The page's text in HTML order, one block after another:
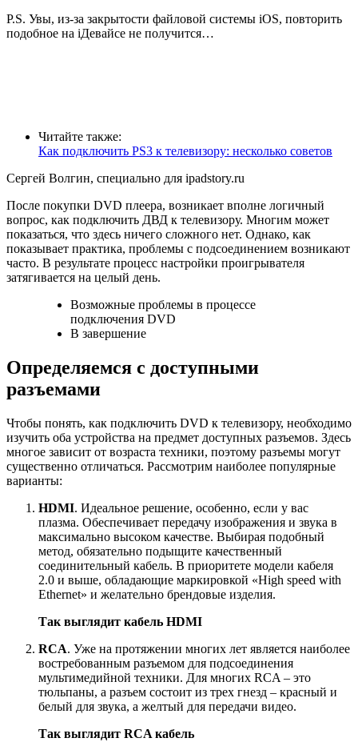
P.S. Увы, из-за закрытости файловой системы iOS, повторить
подобное на iДевайсе не получится…
Читайте также:
Как подключить PS3 к телевизору: несколько советов
Сергей Волгин, специально для ipadstory.ru
После покупки DVD плеера, возникает вполне логичный
вопрос, как подключить ДВД к телевизору. Многим может
показаться, что здесь ничего сложного нет. Однако, как
показывает практика, проблемы с подсоединением возникают
часто. В результате процесс настройки проигрывателя
затягивается на целый день.
Возможные проблемы в процессе
подключения DVD
В завершение
Определяемся с доступными
разъемами
Чтобы понять, как подключить DVD к телевизору, необходимо
изучить оба устройства на предмет доступных разъемов. Здесь
многое зависит от возраста техники, поэтому разъемы могут
существенно отличаться. Рассмотрим наиболее популярные
варианты:
HDMI. Идеальное решение, особенно, если у вас
плазма. Обеспечивает передачу изображения и звука в
максимально высоком качестве. Выбирая подобный
метод, обязательно подыщите качественный
соединительный кабель. В приоритете модели кабеля
2.0 и выше, обладающие маркировкой «High speed with
Ethernet» и желательно брендовые изделия.
Так выглядит кабель HDMI
RCA. Уже на протяжении многих лет является наиболее
востребованным разъемом для подсоединения
мультимедийной техники. Для многих RCA – это
тюльпаны, а разъем состоит из трех гнезд – красный и
белый для звука, а желтый для передачи видео.
Так выглядит RCA кабель